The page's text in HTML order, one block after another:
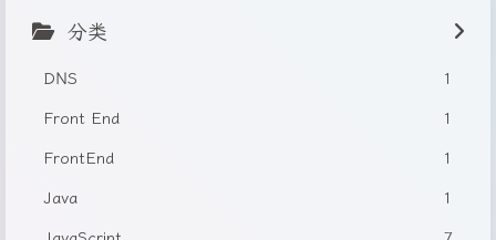
分类
DNS
1
Front End
1
FrontEnd
1
Java
1